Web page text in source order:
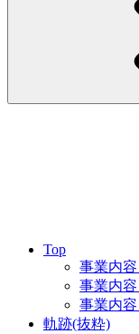
Top
事業内
事業内
事業内容
軌跡(抜粋)